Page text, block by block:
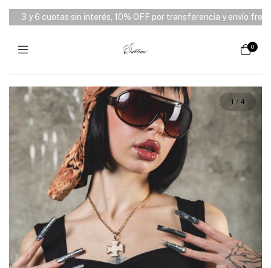
3 y 6 cuotas sin interés, 10% OFF por transferencia y envío free
0
1 / 4